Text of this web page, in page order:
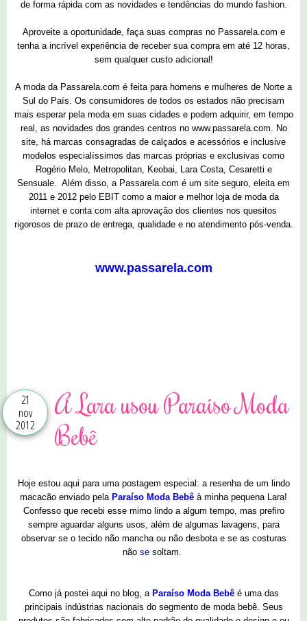
de forma rápida com as novidades e tendências do mundo fashion.
Aproveite a oportunidade, faça suas compras no Passarela.com e
tenha a incrível experiência de receber sua compra em até 12 horas,
sem qualquer custo adicional!
A moda da Passarela.com é feita para homens e mulheres de Norte a
Sul do País. Os consumidores de todos os estados não precisam
mais esperar pela moda em suas cidades e podem adquirir, em tempo
real, as novidades dos grandes centros no www.passarela.com. No
site, há marcas consagradas de calçados e acessórios e inclusive
modelos especialíssimos das marcas próprias e exclusivas como
Rogério Melo, Metropolitan, Keobai, Lara Costa, Cesaretti e
Sensuale. Além disso, a Passarela.com é um site seguro, eleita em
2011 e 2012 pelo EBIT como a maior e melhor loja de moda da
internet e conta com alta aprovação dos clientes nos quesitos
rigorosos de prazo de entrega, qualidade e no atendimento pós-venda.
www.passarela.com
21
nov
2012
A Lara usou Paraíso Moda
Bebê
Hoje estou aqui para uma postagem especial: a resenha de um lindo
macacão enviado pela Paraíso Moda Bebê à minha pequena Lara!
Confesso que recebi esse mimo lindo a algum tempo, mas prefiro
sempre aguardar alguns usos, além de algumas lavagens, para
observar se o tecido não mancha ou não desbota e se as costuras
não se soltam.
Como já postei aqui no blog, a Paraíso Moda Bebêé uma das
principais indústrias nacionais do segmento de moda bebê. Seus